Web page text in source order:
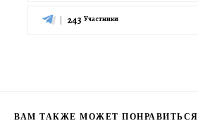
243 Участники
ВАМ ТАКЖЕ МОЖЕТ ПОНРАВИТЬСЯ